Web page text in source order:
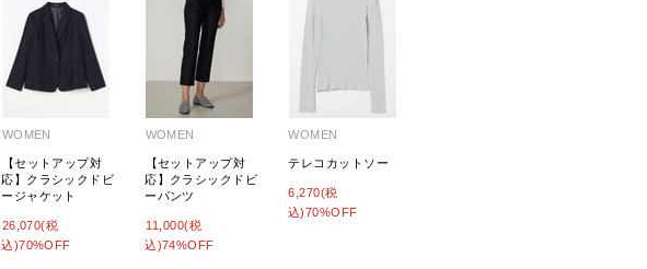
WOMEN
【セットアップ対
応】クラシックドビ
ージャケット
26,070(税
込)70%OFF
WOMEN
【セットアップ対
応】クラシックドビ
ーパンツ
11,000(税
込)74%OFF
WOMEN
テレコカットソー
6,270(税
込)70%OFF